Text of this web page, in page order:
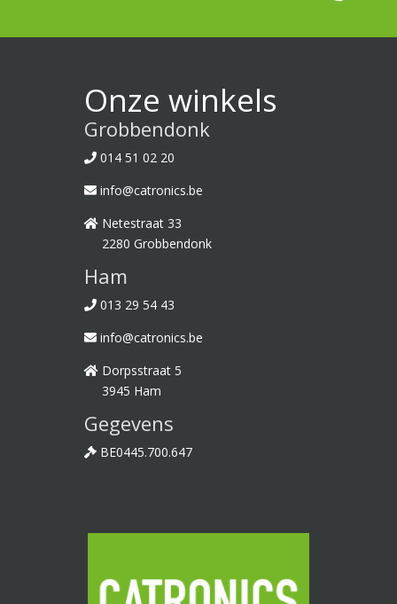
Onze winkels
Grobbendonk
014 51 02 20
info@catronics.be
Netestraat 33
2280 Grobbendonk
Ham
013 29 54 43
info@catronics.be
Dorpsstraat 5
3945 Ham
Gegevens
BE0445.700.647